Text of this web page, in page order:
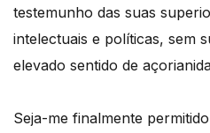
testemunho das suas
intelectuais e políticas, sem
elevado sentido de
Seja-me finalmente